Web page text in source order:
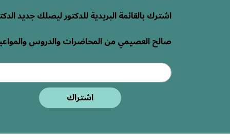
اشترك بالقائمة البريدية للدكتور ليصلك جديد
صالح العصيمي من المحاضرات والدروس
اشتراك